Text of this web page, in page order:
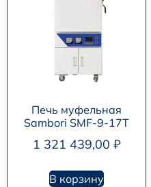
Печь муфельная
Sambori SMF-9-17T
1 321 439,00 ₽
В корзину